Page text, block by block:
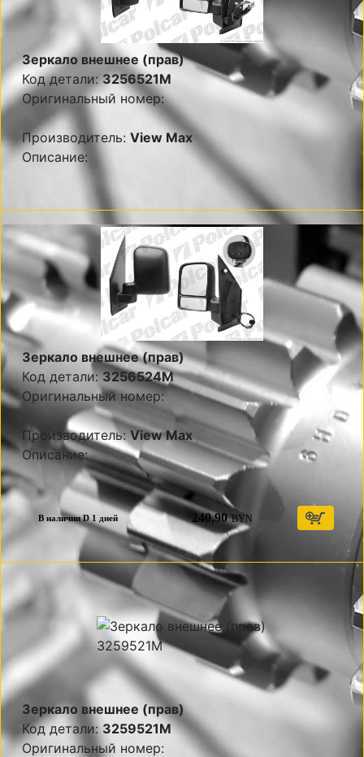
Зеркало внешнее (прав)
Код детали:3256521M
Оригинальный номер:
Производитель: View Max
Описание:
Зеркало внешнее (прав)
Код детали:3256524M
Оригинальный номер:
Производитель:View Max
Описание:
В наличии D 1 дней 240,90 BYN
Зеркало внешнее (прав)
Код детали: 3259521M
Оригинальный номер: